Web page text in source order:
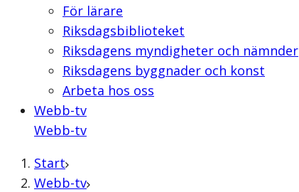
För lärare
Riksdagsbiblioteket
Riksdagens myndigheter och nämnder
Riksdagens byggnader och konst
Arbeta hos oss
Webb-tv
Webb-tv
Start
Webb-tv